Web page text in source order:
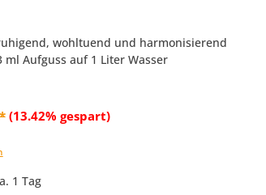
wohltuend und harmonisierend
Aufguss auf 1 Liter Wasser
(13.42% gespart)
1 Tag